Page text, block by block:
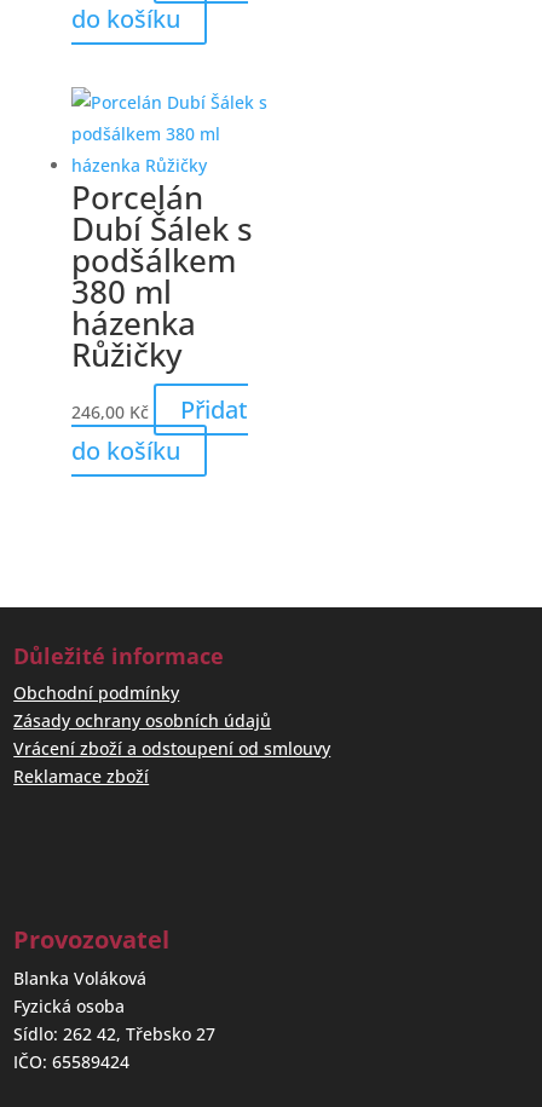
do košíku
Porcelán
Dubí Šálek s
podšálkem
380 ml
házenka
Růžičky
246,00 Kč
Přidat
do košíku
Důležité informace
Obchodní podmínky
Zásady ochrany osobních údajů
Vrácení zboží a odstoupení od smlouvy
Reklamace zboží
Provozovatel
Blanka Voláková
Fyzická osoba
Sídlo: 262 42, Třebsko 27
IČO: 65589424